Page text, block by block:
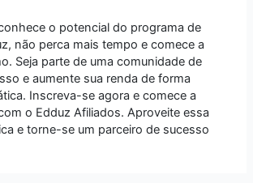
o potencial do programa de
não perca mais tempo e comece a
Seja parte de uma comunidade de
e aumente sua renda de forma
Inscreva-se agora e comece a
o Edduz Afiliados. Aproveite essa
e torne-se um parceiro de sucesso